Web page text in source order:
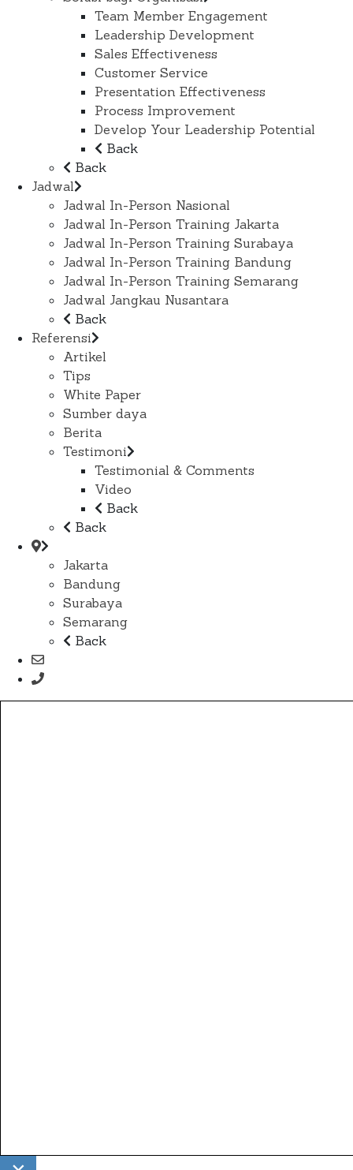
Team Member Engagement
Leadership Development
Sales Effectiveness
Customer Service
Presentation Effectiveness
Process Improvement
Develop Your Leadership Potential
Back
Back
Jadwal
Jadwal In-Person Nasional
Jadwal In-Person Training Jakarta
Jadwal In-Person Training Surabaya
Jadwal In-Person Training Bandung
Jadwal In-Person Training Semarang
Jadwal Jangkau Nusantara
Back
Referensi
Artikel
Tips
White Paper
Sumber daya
Berita
Testimoni
Testimonial & Comments
Video
Back
Back
Jakarta
Bandung
Surabaya
Semarang
Back